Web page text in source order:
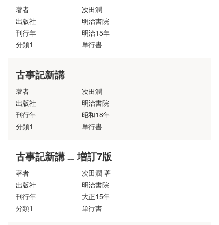
著者
次田潤
出版社
明治書院
刊行年
明治15年
分類1
単行書
古事記新講
著者
次田潤
出版社
明治書院
刊行年
昭和18年
分類1
単行書
古事記新講 ₋₋ 増訂7版
著者
次田潤 著
出版社
明治書院
刊行年
大正15年
分類1
単行書